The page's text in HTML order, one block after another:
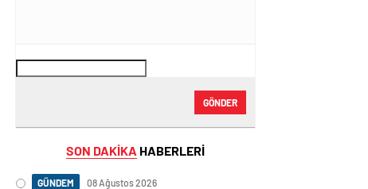
GÖNDER
SON DAKİKA HABERLERİ
GÜNDEM 08 Ağustos 2026